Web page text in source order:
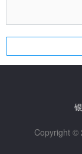
Copyright ©